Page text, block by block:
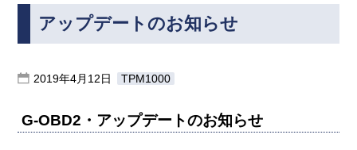
COROLLA AXIO/FIELDER [NRE / 2NR-FKE] 2019(R1)
年9月～
月～
HARRIER [ASU6# / 8AR-FTS] 2019(R1)年10月～
HARRIER [ZSU / 3ZR-FAE] 2019(R1)年10月～
のリセット
・i-stopデータリセット・パワーリレー作動回数のリセ
・i-stopデータリセット・パワードライブリレー作動回
・i-stopデータリセット・サブ バッテリ 累積作動回
・ロッキー / 2019/10-(R01/10) / KR(T/C)
作業サポートを追加しました。
三菱・アップデートのお知らせ
■ 2019-8-19 Ver.6.04
・DELICA D:5
・OUTLANDER (GF#)
LEXUS
LC500h [GWZ100 / 8GR-FXS] 2019(H31)年6月～
NX300h [AYZ / 2AR-FXE] 2019(H31)年5月～
RX450h [GYL / 2GR-FXS] 2019(H31)年8月～
TOYOTA
アップデートのお知らせ
2019年4月12日 TPM1000
G-OBD2・アップデートのお知らせ